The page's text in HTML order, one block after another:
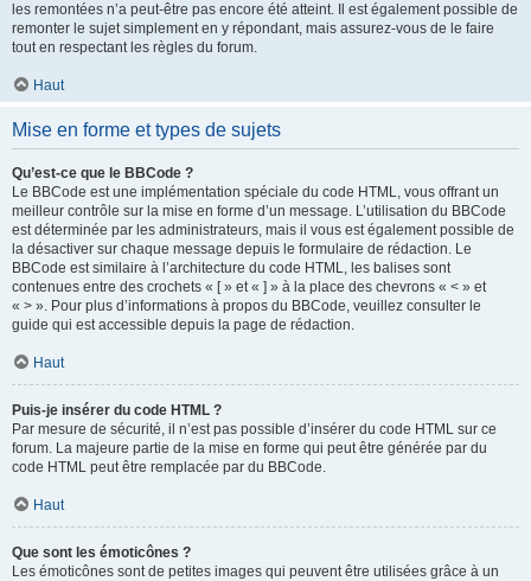
les remontées n’a peut-être pas encore été atteint. Il est également possible de
remonter le sujet simplement en y répondant, mais assurez-vous de le faire
tout en respectant les règles du forum.
Haut
Mise en forme et types de sujets
Qu’est-ce que le BBCode ?
Le BBCode est une implémentation spéciale du code HTML, vous offrant un
meilleur contrôle sur la mise en forme d’un message. L’utilisation du BBCode
est déterminée par les administrateurs, mais il vous est également possible de
la désactiver sur chaque message depuis le formulaire de rédaction. Le
BBCode est similaire à l’architecture du code HTML, les balises sont
contenues entre des crochets « [ » et « ] » à la place des chevrons « < » et
« > ». Pour plus d’informations à propos du BBCode, veuillez consulter le
guide qui est accessible depuis la page de rédaction.
Haut
Puis-je insérer du code HTML ?
Par mesure de sécurité, il n’est pas possible d’insérer du code HTML sur ce
forum. La majeure partie de la mise en forme qui peut être générée par du
code HTML peut être remplacée par du BBCode.
Haut
Que sont les émoticônes ?
Les émoticônes sont de petites images qui peuvent être utilisées grâce à un